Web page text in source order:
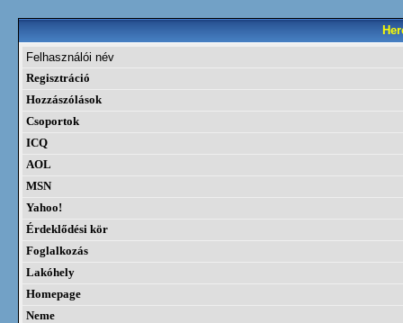
Felhasználói név
Regisztráció
Hozzászólások
Csoportok
ICQ
AOL
MSN
Yahoo!
Érdeklődési kör
Foglalkozás
Lakóhely
Homepage
Neme